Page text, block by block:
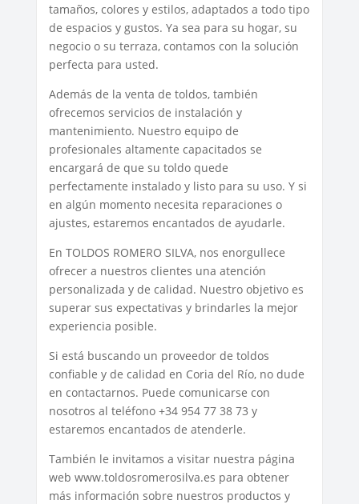
tamaños, colores y estilos, adaptados a todo tipo
de espacios y gustos. Ya sea para su hogar, su
negocio o su terraza, contamos con la solución
perfecta para usted.
Además de la venta de toldos, también
ofrecemos servicios de instalación y
mantenimiento. Nuestro equipo de
profesionales altamente capacitados se
encargará de que su toldo quede
perfectamente instalado y listo para su uso. Y si
en algún momento necesita reparaciones o
ajustes, estaremos encantados de ayudarle.
En TOLDOS ROMERO SILVA, nos enorgullece
ofrecer a nuestros clientes una atención
personalizada y de calidad. Nuestro objetivo es
superar sus expectativas y brindarles la mejor
experiencia posible.
Si está buscando un proveedor de toldos
confiable y de calidad en Coria del Río, no dude
en contactarnos. Puede comunicarse con
nosotros al teléfono +34 954 77 38 73 y
estaremos encantados de atenderle.
También le invitamos a visitar nuestra página
web www.toldosromerosilva.es para obtener
más información sobre nuestros productos y